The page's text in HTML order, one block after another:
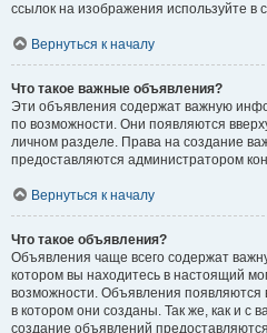
ссылок на изображения используйте в
Вернуться к началу
Что такое важные объявления?
Эти объявления содержат важную
по возможности. Они появляются
личном разделе. Права на создание
предоставляются администратором
Вернуться к началу
Что такое объявления?
Объявления чаще всего содержат
котором вы находитесь в настоящий
возможности. Объявления
в котором они созданы. Так же, как и с
создание объявлений